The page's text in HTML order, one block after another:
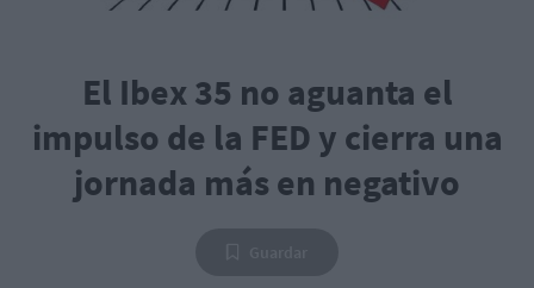
El Ibex 35 no aguanta el
impulso de la FED y cierra una
jornada más en negativo